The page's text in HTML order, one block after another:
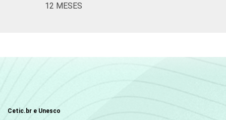
12 MESES
Cetic.br e Unesco